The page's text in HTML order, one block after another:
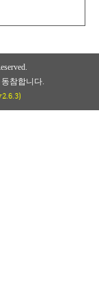
참합니다.